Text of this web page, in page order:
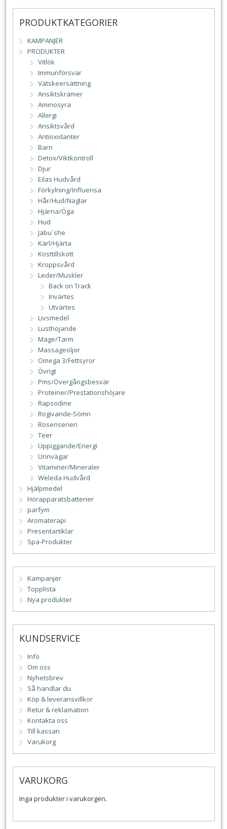
PRODUKTKATEGORIER
KAMPANJER
PRODUKTER
Vitlök
Immunförsvar
Vätskeersättning
Ansiktskrämer
Aminosyra
Allergi
Ansiktsvård
Antioxidanter
Barn
Detox/Viktkontroll
Djur
Eilas Hudvård
Förkylning/Influensa
Hår/Hud/Naglar
Hjärna/Öga
Hud
Jabu´she
Kärl/Hjärta
Kosttillskott
Kroppsvård
Leder/Muskler
Back on Track
Invärtes
Utvärtes
Livsmedel
Lusthöjande
Mage/Tarm
Massageoljor
Omega 3/Fettsyror
Övrigt
Pms/Övergångsbesvär
Proteiner/Prestationshöjare
Rapsodine
Rogivande-Sömn
Rosenserien
Teer
Uppiggande/Energi
Urinvägar
Vitaminer/Mineraler
Weleda Hudvård
Hjälpmedel
Hörapparatsbatterier
parfym
Aromaterapi
Presentartiklar
Spa-Produkter
Kampanjer
Topplista
Nya produkter
KUNDSERVICE
Info
Om oss
Nyhetsbrev
Så handlar du
Köp & leveransvillkor
Retur & reklamation
Kontakta oss
Till kassan
Varukorg
VARUKORG
Inga produkter i varukorgen.